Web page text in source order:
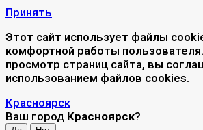
Принять
Этот сайт использует файлы
комфортной работы
просмотр страниц сайта, вы
использованием файлов cookies.
Красноярск
Ваш город Красноярск?